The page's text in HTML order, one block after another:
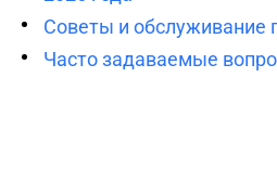
Советы и обслуживание
Часто задаваемые